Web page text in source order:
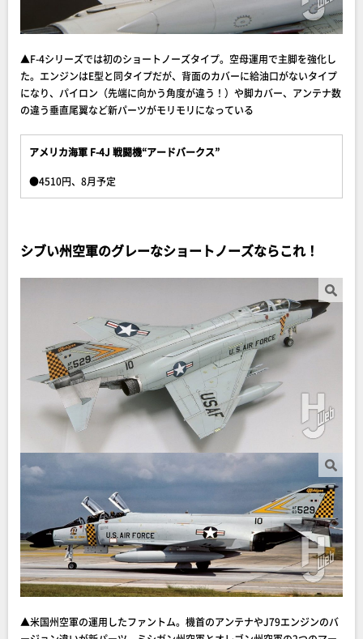
▲F-4シリーズでは初のショートノーズタイプ。空母運用で主脚を強化し
た。エンジンはE型と同タイプだが、背面のカバーに給油口がないタイプ
になり、パイロン（先端に向かう角度が違う！）や脚カバー、アンテナ数
の違う垂直尾翼など新パーツがモリモリになっている
アメリカ海軍 F-4J 戦闘機“アードバークス”
●4510円、8月予定
シブい州空軍のグレーなショートノーズならこれ！
▲米国州空軍の運用したファントム。機首のアンテナやJ79エンジンのバ